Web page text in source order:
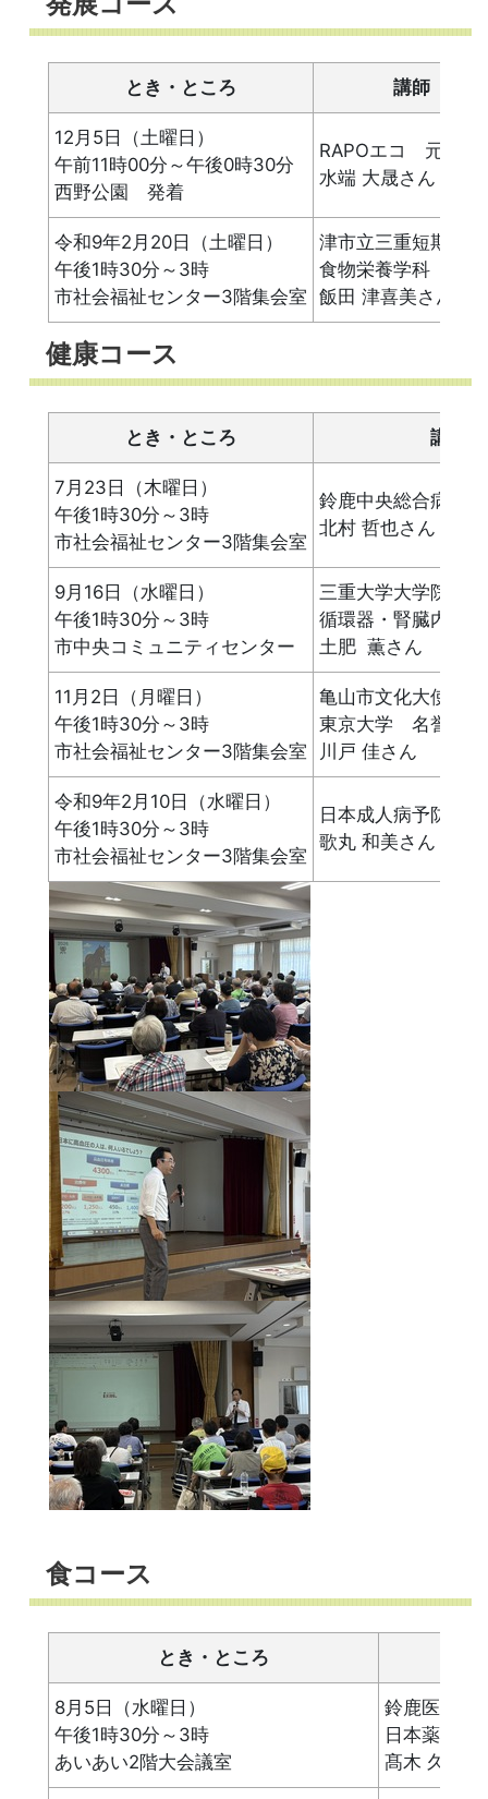
とき・ところ 講師
12月5日（土曜日）
午前11時00分～午後0時30分
西野公園 発着
RAPOエコ 元代表
水端 大晟さん
令和9年2月20日（土曜日）
午後1時30分～3時
市社会福祉センター3階集会室
津市立三重短期大学
食物栄養学科 講
飯田 津喜美さん
健康コース
とき・ところ 講師
7月23日（木曜日）
午後1時30分～3時
市社会福祉センター3階集会室
鈴鹿中央総合病院
北村 哲也さん
9月16日（水曜日）
午後1時30分～3時
市中央コミュニティセンター
三重大学大学院
循環器・腎臓内科
土肥 薫さん
11月2日（月曜日）
午後1時30分～3時
市社会福祉センター3階集会室
亀山市文化大使
東京大学 名誉教
川戸 佳さん
令和9年2月10日（水曜日）
午後1時30分～3時
市社会福祉センター3階集会室
日本成人病予防協
歌丸 和美さん
食コース
とき・ところ
8月5日（水曜日）
午後1時30分～3時
あいあい2階大会議室
鈴鹿医療
日本薬膳
髙木 久代さ